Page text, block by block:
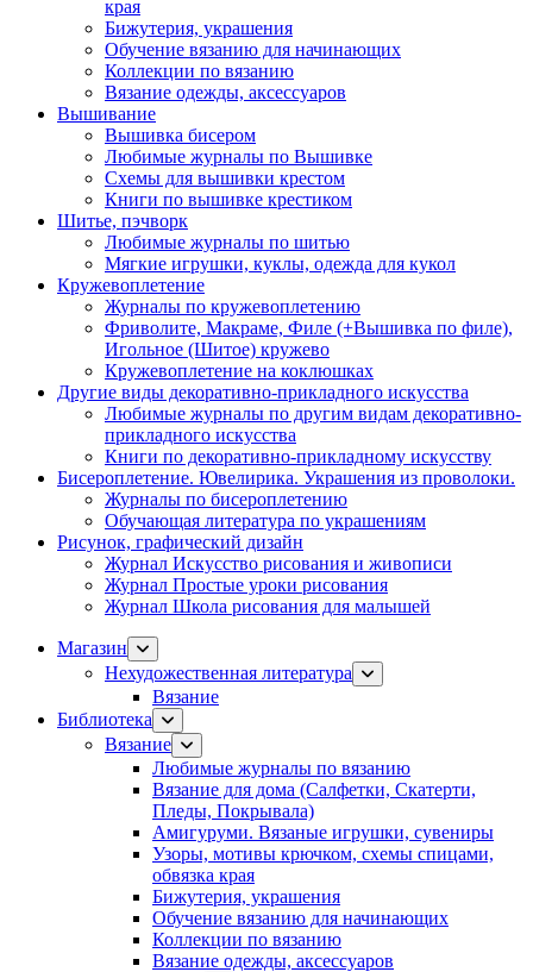
края
Бижутерия, украшения
Обучение вязанию для начинающих
Коллекции по вязанию
Вязание одежды, аксессуаров
Вышивание
Вышивка бисером
Любимые журналы по Вышивке
Схемы для вышивки крестом
Книги по вышивке крестиком
Шитье, пэчворк
Любимые журналы по шитью
Мягкие игрушки, куклы, одежда для кукол
Кружевоплетение
Журналы по кружевоплетению
Фриволите, Макраме, Филе (+Вышивка по филе),
Игольное (Шитое) кружево
Кружевоплетение на коклюшках
Другие виды декоративно-прикладного искусства
Любимые журналы по другим видам декоративно-
прикладного искусства
Книги по декоративно-прикладному искусству
Бисероплетение. Ювелирика. Украшения из проволоки.
Журналы по бисероплетению
Обучающая литература по украшениям
Рисунок, графический дизайн
Журнал Искусство рисования и живописи
Журнал Простые уроки рисования
Журнал Школа рисования для малышей
Магазин
Нехудожественная литература
Вязание
Библиотека
Вязание
Любимые журналы по вязанию
Вязание для дома (Салфетки, Скатерти,
Пледы, Покрывала)
Амигуруми. Вязаные игрушки, сувениры
Узоры, мотивы крючком, схемы спицами,
обвязка края
Бижутерия, украшения
Обучение вязанию для начинающих
Коллекции по вязанию
Вязание одежды, аксессуаров